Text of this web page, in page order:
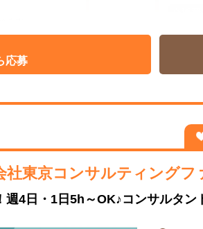
で応援します。
ネイ
応募
社東京コンサルティングフ
4日・1日5h～OK♪コンサルタン